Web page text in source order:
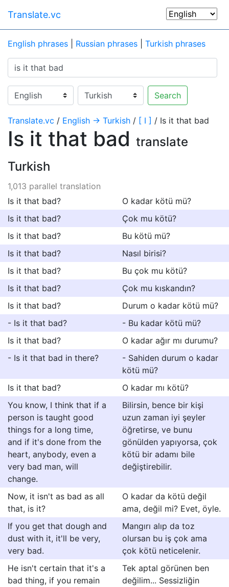
Translate.vc
English phrases Russian phrases Turkish phrases
Search
Translate.vc / English → Turkish / [ I ] / Is it that bad
Is it that bad translate
Turkish
1,013 parallel translation
Is it that bad?
O kadar kötü mü?
Is it that bad?
Çok mu kötü?
Is it that bad?
Bu kötü mü?
Is it that bad?
Nasıl birisi?
Is it that bad?
Bu çok mu kötü?
Is it that bad?
Çok mu kıskandın?
Is it that bad?
Durum o kadar kötü mü?
- Is it that bad?
- Bu kadar kötü mü?
Is it that bad?
O kadar ağır mı durumu?
- Is it that bad in there?
- Sahiden durum o kadar
kötü mü?
Is it that bad?
O kadar mı kötü?
You know, I think that if a
person is taught good
things for a long time,
and if it's done from the
heart, anybody, even a
very bad man, will
change.
Bilirsin, bence bir kişi
uzun zaman iyi şeyler
öğretirse, ve bunu
gönülden yapıyorsa, çok
kötü bir adamı bile
değiştirebilir.
Now, it isn't as bad as all
that, is it?
O kadar da kötü değil
ama, değil mi? Evet, öyle.
If you get that dough and
dust with it, it'll be very,
very bad.
Mangırı alıp da toz
olursan bu iş çok ama
çok kötü neticelenir.
He isn't certain that it's a
bad thing, if you remain
Tek aptal görünen ben
değilim... Sessizliğin